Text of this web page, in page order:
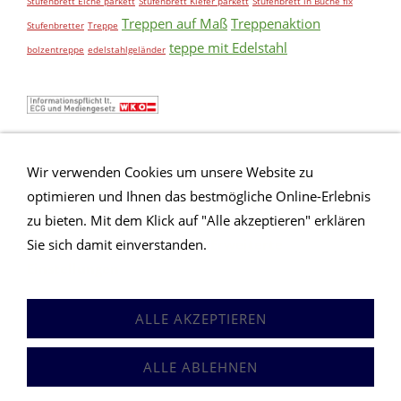
Wir sind einer der führenden Stiegen Online Shops
Für den Bereich Stiegen und Treppe, Stiege,
Ihr Traderteam.at Team!
Stufenbretter Treppe Treppen auf Maß Treppenaktion
bolzentreppe edelstahlgeländer teppe mit Edelstahl
Anfrageformular Impressum Sitemap
Hilfe Versand
Newsletter
Links Vermittlungsgeschenk
Stiegen-Welt.at Ihr Experte für Treppen - Stiegen - Geländer
Wir verwenden Cookies um unsere Website zu
optimieren und Ihnen das bestmögliche Online-Erlebnis
zu bieten. Mit dem Klick auf "Alle akzeptieren" erklären
Sie sich damit einverstanden.
ALLE AKZEPTIEREN
ALLE ABLEHNEN